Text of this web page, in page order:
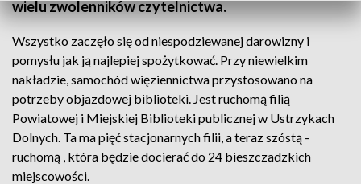
wielu zwolenników czytelnictwa.
Wszystko zaczęło się od niespodziewanej darowizny i
pomysłu jak ją najlepiej spożytkować. Przy niewielkim
nakładzie, samochód więziennictwa przystosowano na
potrzeby objazdowej biblioteki. Jest ruchomą filią
Powiatowej i Miejskiej Biblioteki publicznej w Ustrzykach
Dolnych. Ta ma pięć stacjonarnych filii, a teraz szóstą -
ruchomą , która będzie docierać do 24 bieszczadzkich
miejscowości.